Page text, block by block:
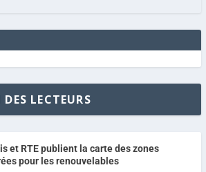
LECTEURS
et RTE publient la carte des zones
pour les renouvelables